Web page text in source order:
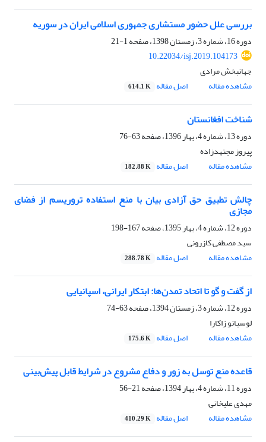
بررسی علل حضور مستشاری جمهوری اسلامی ایران در سوریه
دوره 16، شماره 3، زمستان 1398، صفحه
1-21
10.22034/isj.2019.104173
جهانبخش مرادی
مشاهده مقاله
اصل مقاله 614.1 K
شناخت افغانستان
دوره 13، شماره 4، بهار 1396، صفحه
63-76
پیروز مجتهدزاده
مشاهده مقاله
اصل مقاله 182.88 K
چالش تطبیق حق آزادی بیان با منع استفاده تروریسم از فضای
مجازی
دوره 12، شماره 4، بهار 1395، صفحه
167-198
سید مصطفی کازرونی
مشاهده مقاله
اصل مقاله 288.78 K
از گفت و گو تا اتحاد تمدن‌ها: ابتکار ایرانی، اسپانیایی
دوره 12، شماره 3، زمستان 1394، صفحه
63-74
لوسیانو زاکارا
مشاهده مقاله
اصل مقاله 175.6 K
قاعده منع توسل به زور و دفاع مشروع در شرایط قابل پیش‌بینی
دوره 11، شماره 4، بهار 1394، صفحه
21-56
مهدى علیخانى
مشاهده مقاله
اصل مقاله 410.29 K